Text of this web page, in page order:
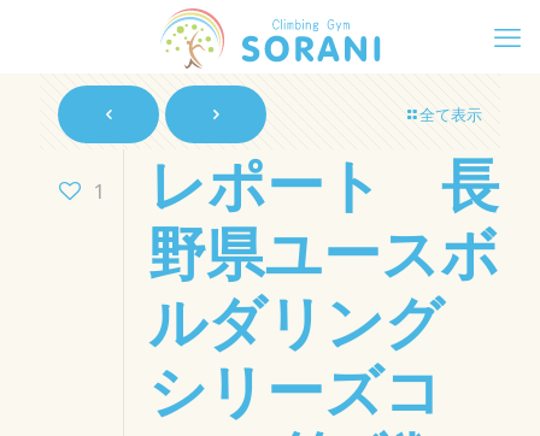
全て表示
1
レポート 長
野県ユースボ
ルダリング
シリーズコ